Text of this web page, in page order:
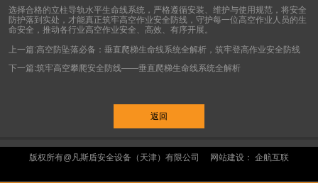
选择合格的立柱导轨水平生命线系统，严格遵循安装、维护与使用规范，将安全
防护落到实处，才能真正筑牢高空作业安全防线，守护每一位高空作业人员的生
命安全，推动各行业高空作业安全、高效、有序开展。
上一篇:高空防坠落必备：垂直爬梯生命线系统全解析，筑牢登高作业安全防线
下一篇:筑牢高空攀爬安全防线——垂直爬梯生命线系统全解析
返回
版权所有@凡斯盾安全设备（天津）有限公司 网站建设： 企航互联